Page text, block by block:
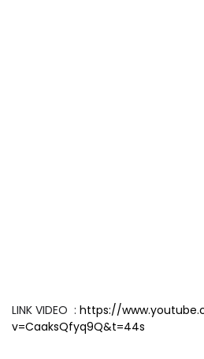
LINK VIDEO : https://
v=CaaksQfyq9Q&t=44s